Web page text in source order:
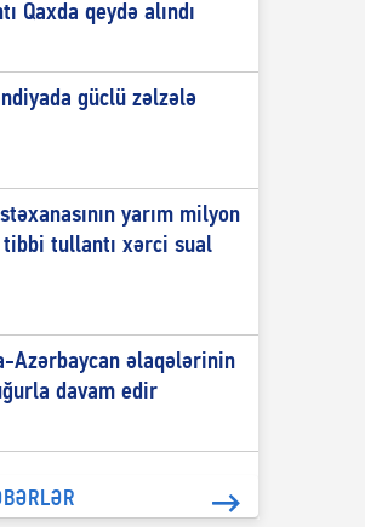
Qaxda qeydə alındı
güclü zəlzələ
yarım milyon
tibbi tullantı xərci sual
Azərbaycan əlaqələrinin
davam edir